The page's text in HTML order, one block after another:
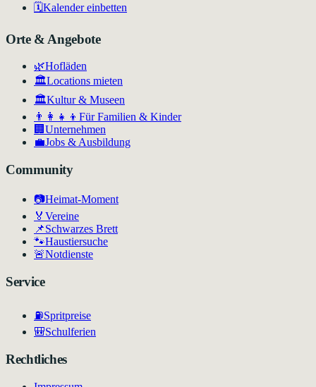
🗓️Kalender einbetten
Orte & Angebote
🌿Hofläden
🏛️Locations mieten
🏛Kultur & Museen
👨‍👩‍👧‍👦 Für Familien & Kinder
🏢 Unternehmen
💼Jobs & Ausbildung
Community
📷Heimat-Moment
🏅 Vereine
📌Schwarzes Brett
🐾Haustiersuche
🚨Notdienste
Service
⛽Spritpreise
🎒Schulferien
Rechtliches